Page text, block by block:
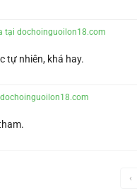
tại dochoinguoilon18.com
tự nhiên, khá hay.
‹